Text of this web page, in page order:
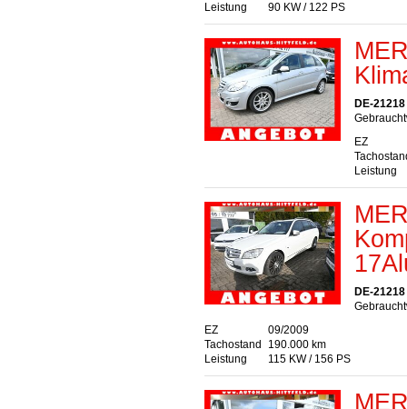
Leistung
90 KW / 122 PS
DE-
EZ
Leistung
DE-
EZ
09/2009
Tachostand
190.000 km
Leistung
115 KW / 156 PS